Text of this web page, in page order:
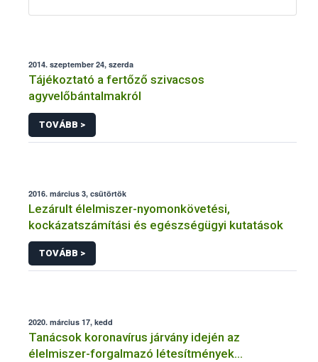
2014. szeptember 24, szerda
Tájékoztató a fertőző szivacsos
agyvelőbántalmakról
TOVÁBB >
2016. március 3, csütörtök
Lezárult élelmiszer-nyomonkövetési,
kockázatszámítási és egészségügyi kutatások
TOVÁBB >
2020. március 17, kedd
Tanácsok koronavírus járvány idején az
élelmiszer-forgalmazó létesítmények